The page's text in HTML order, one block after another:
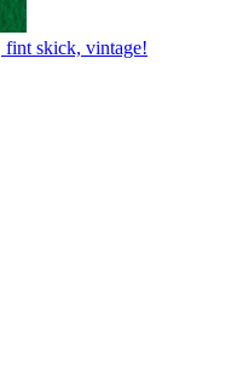
fint skick, vintage!